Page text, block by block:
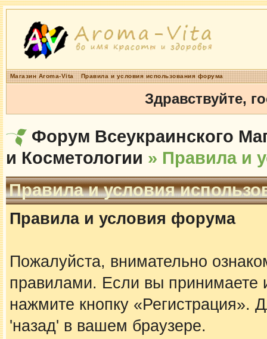
Магазин Aroma-Vita Правила и условия использования форума
Здравствуйте,
Форум Всеукраинского
и Косметологии » Правила и
Правила и условия
Правила и условия форума
Пожалуйста, внимательно
правилами. Если вы принимаете
нажмите кнопку «Регистрация».
'назад' в вашем браузере.